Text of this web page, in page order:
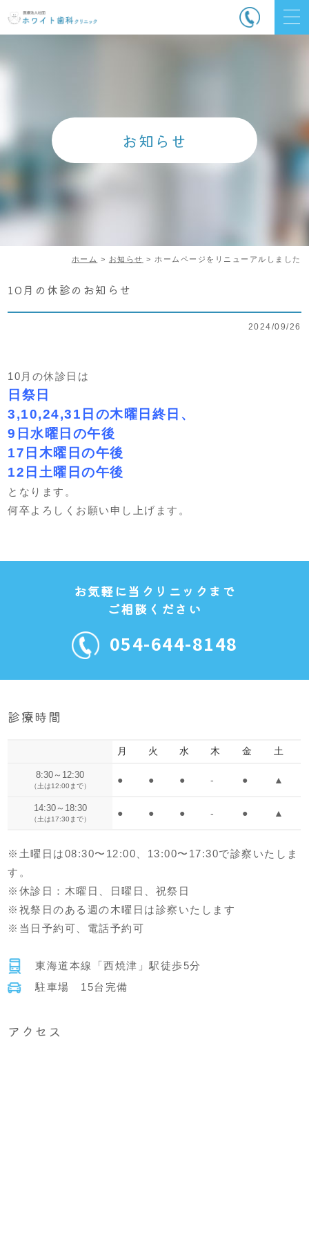
お知らせ
ホーム > お知らせ > ホームページをリニューアルしました
10月の休診のお知らせ
2024/09/26
10月の休診日は
日祭日
3,10,24,31日の木曜日終日、
9日水曜日の午後
17日木曜日の午後
12日土曜日の午後
となります。
何卒よろしくお願い申し上げます。
お気軽に当クリニックまで
ご相談ください
054-644-8148
診療時間
月 火 水 木 金 土
8:30～12:30
（土は12:00まで）
● ● ● - ● ▲
14:30～18:30
（土は17:30まで）
● ● ● - ● ▲
※土曜日は08:30〜12:00、13:00〜17:30で診察いたしま
す。
※休診日：木曜日、日曜日、祝祭日
※祝祭日のある週の木曜日は診察いたします
※当日予約可、電話予約可
東海道本線「西焼津」駅徒歩5分
駐車場 15台完備
アクセス